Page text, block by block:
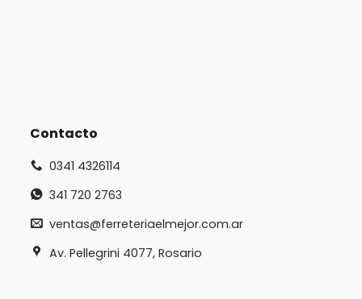
Contacto
0341 4326114
341 720 2763
ventas@ferreteriaelmejor.com.ar
Av. Pellegrini 4077, Rosario